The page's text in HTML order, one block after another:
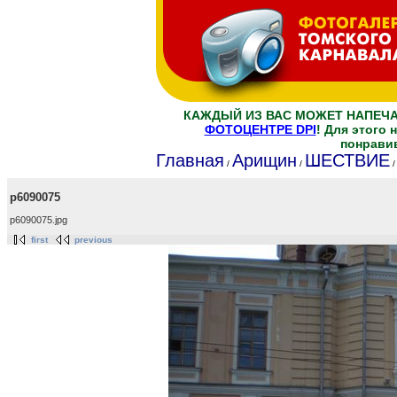
КАЖДЫЙ ИЗ ВАС МОЖЕТ
ФОТОЦЕНТРЕ DPI! Для этого
Главная / Арищин / ШЕСТВИЕ /
p6090075
p6090075.jpg
first previous